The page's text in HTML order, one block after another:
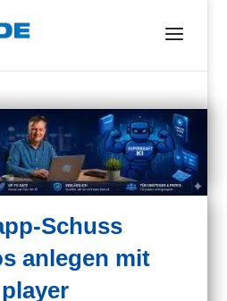
Schuss
anlegen mit